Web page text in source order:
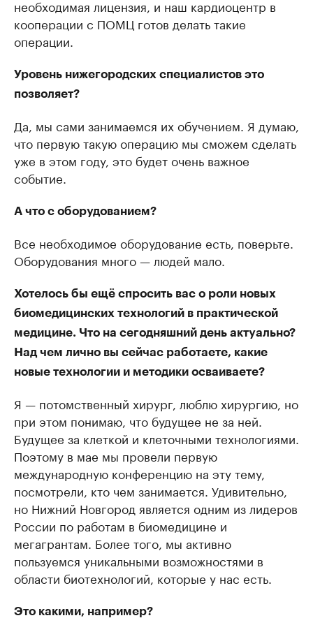
необходимая лицензия, и наш кардиоцентр в
кооперации с ПОМЦ готов делать такие
операции.
Уровень нижегородских специалистов это
позволяет?
Да, мы сами занимаемся их обучением. Я думаю,
что первую такую операцию мы сможем сделать
уже в этом году, это будет очень важное
событие.
А что с оборудованием?
Все необходимое оборудование есть, поверьте.
Оборудования много — людей мало.
Хотелось бы ещё спросить вас о роли новых
биомедицинских технологий в практической
медицине. Что на сегодняшний день актуально?
Над чем лично вы сейчас работаете, какие
новые технологии и методики осваиваете?
Я — потомственный хирург, люблю хирургию, но
при этом понимаю, что будущее не за ней.
Будущее за клеткой и клеточными технологиями.
Поэтому в мае мы провели первую
международную конференцию на эту тему,
посмотрели, кто чем занимается. Удивительно,
но Нижний Новгород является одним из лидеров
России по работам в биомедицине и
мегагрантам. Более того, мы активно
пользуемся уникальными возможностями в
области биотехнологий, которые у нас есть.
Это какими, например?